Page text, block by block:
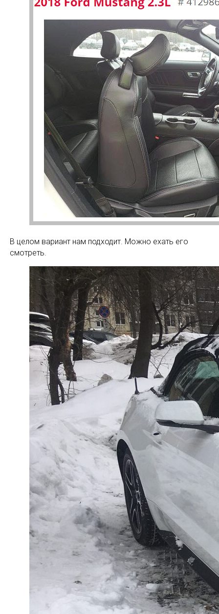
В целом вариант нам подходит. Можно ехать его
смотреть.